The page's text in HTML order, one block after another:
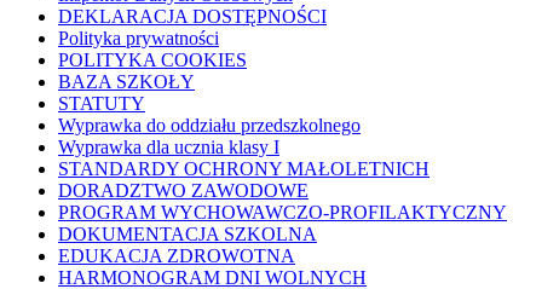
DEKLARACJA DOSTĘPNOŚCI
Polityka prywatności
POLITYKA COOKIES
BAZA SZKOŁY
STATUTY
Wyprawka do oddziału przedszkolnego
Wyprawka dla ucznia klasy I
STANDARDY OCHRONY MAŁOLETNICH
DORADZTWO ZAWODOWE
PROGRAM WYCHOWAWCZO-PROFILAKTYCZNY
DOKUMENTACJA SZKOLNA
EDUKACJA ZDROWOTNA
HARMONOGRAM DNI WOLNYCH